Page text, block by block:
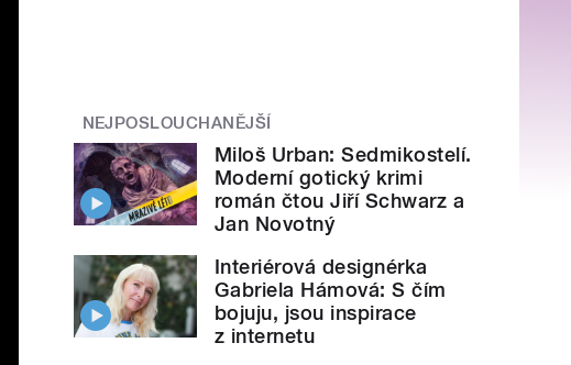
NEJPOSLOUCHANĚJŠÍ
Miloš Urban: Sedmikostelí.
Moderní gotický krimi
román čtou Jiří Schwarz a
Jan Novotný
Interiérová designérka
Gabriela Hámová: S čím
bojuju, jsou inspirace
z internetu